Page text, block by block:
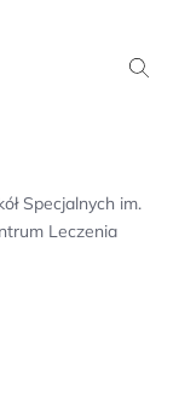
Specjalnych im.
Leczenia